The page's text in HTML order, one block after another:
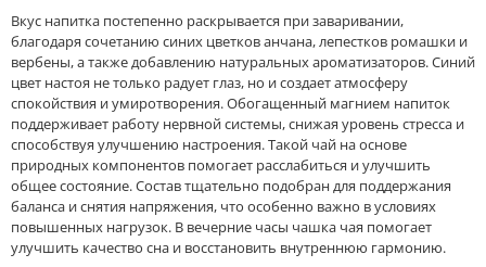
Вкус напитка постепенно раскрывается при заваривании,
благодаря сочетанию синих цветков анчана, лепестков ромашки и
вербены, а также добавлению натуральных ароматизаторов. Синий
цвет настоя не только радует глаз, но и создает атмосферу
спокойствия и умиротворения. Обогащенный магнием напиток
поддерживает работу нервной системы, снижая уровень стресса и
способствуя улучшению настроения. Такой чай на основе
природных компонентов помогает расслабиться и улучшить
общее состояние. Состав тщательно подобран для поддержания
баланса и снятия напряжения, что особенно важно в условиях
повышенных нагрузок. В вечерние часы чашка чая помогает
улучшить качество сна и восстановить внутреннюю гармонию.